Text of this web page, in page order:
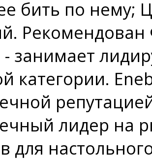
бить по нему;
Рекомендован
- занимает
категории.
лидер на
для